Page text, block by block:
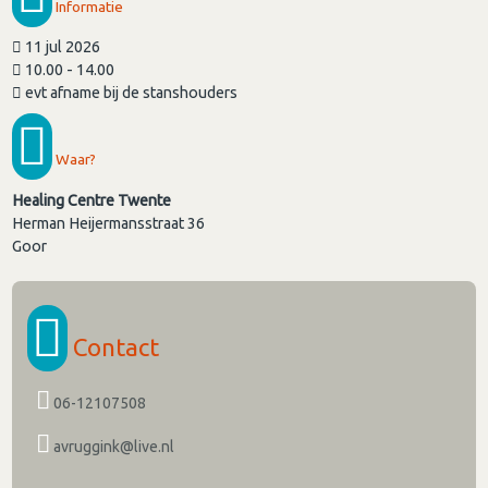
Informatie
11 jul 2026
10.00 - 14.00
evt afname bij de stanshouders
Waar?
Healing Centre Twente
Herman Heijermansstraat 36
Goor
Contact
06-12107508
avruggink@live.nl